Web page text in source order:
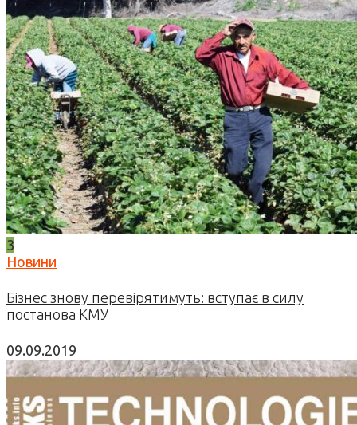
3
Новини
Бізнес знову перевірятимуть: вступає в силу
постанова КМУ
09.09.2019